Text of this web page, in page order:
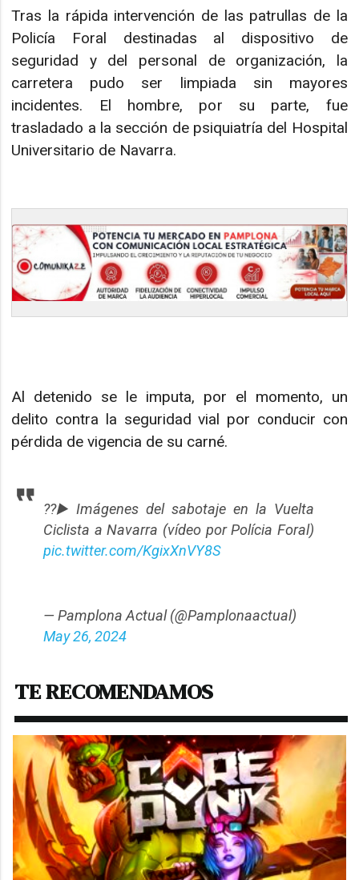
Tras la rápida intervención de las patrullas de la
Policía Foral destinadas al dispositivo de
seguridad y del personal de organización, la
carretera pudo ser limpiada sin mayores
incidentes. El hombre, por su parte, fue
trasladado a la sección de psiquiatría del Hospital
Universitario de Navarra.
Al detenido se le imputa, por el momento, un
delito contra la seguridad vial por conducir con
pérdida de vigencia de su carné.
??▶️Imágenes del sabotaje en la Vuelta
Ciclista a Navarra (vídeo por Polícia Foral)
pic.twitter.com/KgixXnVY8S
— Pamplona Actual (@Pamplonaactual)
May 26, 2024
TE RECOMENDAMOS